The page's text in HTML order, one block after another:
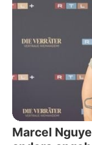
Marcel